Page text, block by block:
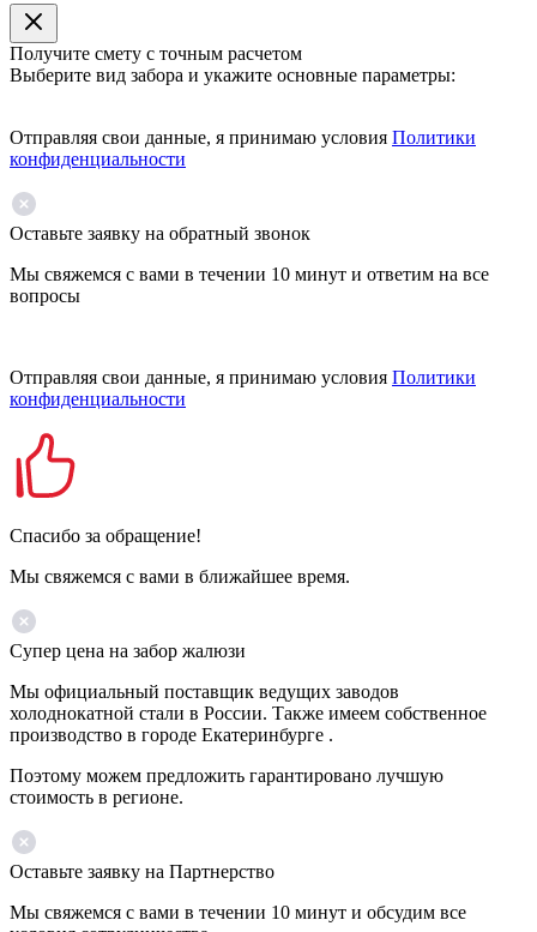
Получите смету с точным расчетом
Выберите вид забора и укажите основные параметры:
Отправляя свои данные, я принимаю условия Политики
конфиденциальности
Оставьте заявку на обратный звонок
Мы свяжемся с вами в течении 10 минут и ответим на все
вопросы
Отправляя свои данные, я принимаю условия Политики
конфиденциальности
Спасибо за обращение!
Мы свяжемся с вами в ближайшее время.
Супер цена на забор жалюзи
Мы официальный поставщик ведущих заводов
холоднокатной стали в России. Также имеем собственное
производство в городе Екатеринбурге .
Поэтому можем предложить гарантировано лучшую
стоимость в регионе.
Оставьте заявку на Партнерство
Мы свяжемся с вами в течении 10 минут и обсудим все